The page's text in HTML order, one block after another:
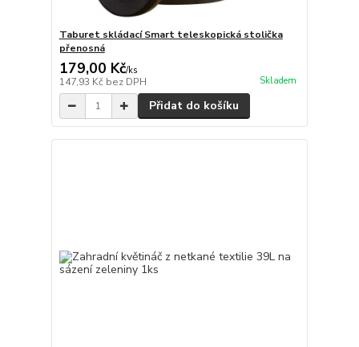
Taburet skládací Smart teleskopická stolička
přenosná
179,00 Kč/ks
147,93 Kč bez DPH Skladem
Přidat do košíku